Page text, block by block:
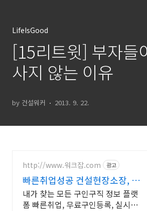
LifeIsGood
[15리트윗] 부자들
사지 않는 이유
by 건설워커 2013. 9. 22.
http://www.워크잡.com 광고
빠른취업성공 건설현장소장, 경
비원, 건축인부, 노가다
내가 찾는 모든 구인구직 정보 플랫
폼 빠른취업, 무료구인등록, 실시간